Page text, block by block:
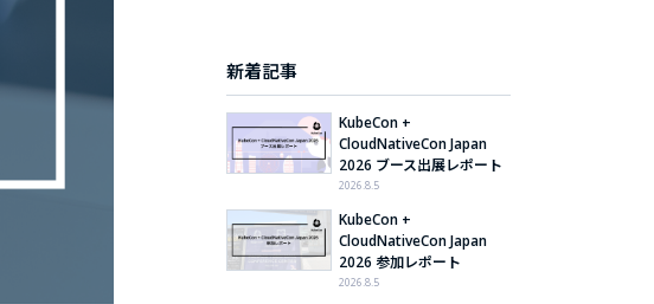
新着記事
KubeCon +
CloudNativeCon Japan
2026 ブース出展レポート
2026.8.5
KubeCon +
CloudNativeCon Japan
2026 参加レポート
2026.8.5